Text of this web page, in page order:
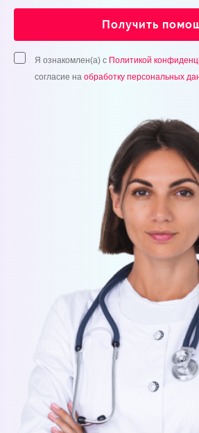
Получить
Я ознакомлен(а) с Политикой
согласие на обработку персональных